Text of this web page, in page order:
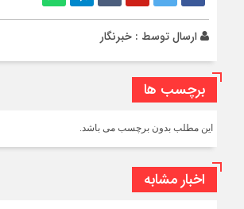
ارسال توسط : خبرنگار
برچسب ها
این مطلب بدون برچسب می باشد.
اخبار مشابه